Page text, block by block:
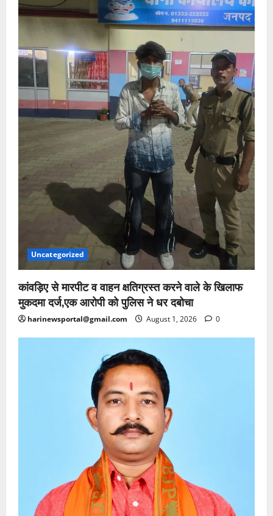
Uncategorized
कांवड़िए से मारपीट व वाहन क्षतिग्रस्त करने वाले के खिलाफ
मुकदमा दर्ज,एक आरोपी को पुलिस ने धर दबोचा
harinewsportal@gmail.com August 1, 2026 0